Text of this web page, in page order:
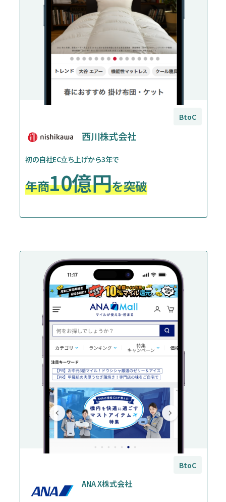
BtoC
西川株式会社
初の自社EC立ち上げから3年で
年商10億円を突破
BtoC
ANA X株式会社